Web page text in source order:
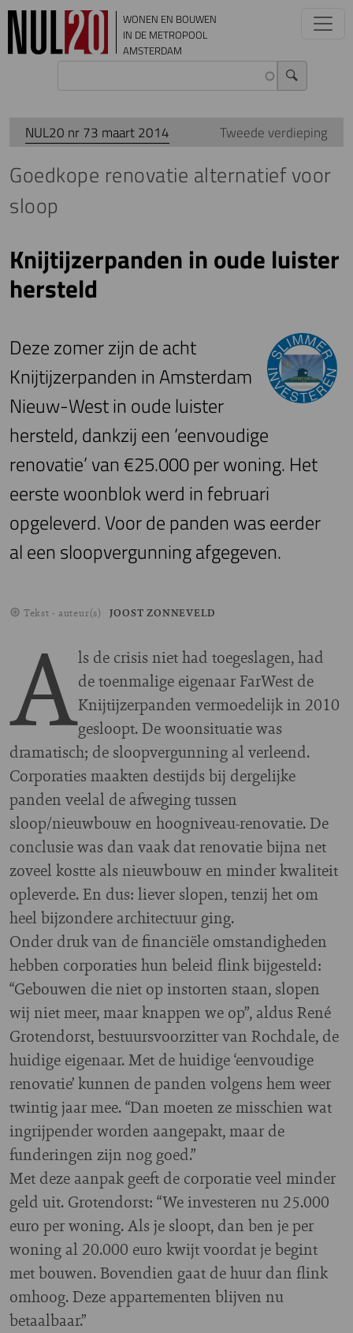
Overslaan en naar de inhoud gaan
WONEN EN BOUWEN
IN DE METROPOOL
AMSTERDAM
NUL20 nr 73 maart 2014 Tweede verdieping
Goedkope renovatie alternatief voor
sloop
Knijtijzerpanden in oude luister
hersteld
Deze zomer zijn de acht
Knijtijzerpanden in Amsterdam
Nieuw-West in oude luister
hersteld, dankzij een ‘eenvoudige
renovatie’ van €25.000 per woning. Het
eerste woonblok werd in februari
opgeleverd. Voor de panden was eerder
al een sloopvergunning afgegeven.
Tekst - auteur(s) JOOST ZONNEVELD
Als de crisis niet had toegeslagen, had
de toenmalige eigenaar FarWest de
Knijtijzerpanden vermoedelijk in 2010
gesloopt. De woonsituatie was
dramatisch; de sloopvergunning al verleend.
Corporaties maakten destijds bij dergelijke
panden veelal de afweging tussen
sloop/nieuwbouw en hoogniveau-renovatie. De
conclusie was dan vaak dat renovatie bijna net
zoveel kostte als nieuwbouw en minder kwaliteit
opleverde. En dus: liever slopen, tenzij het om
heel bijzondere architectuur ging.
Onder druk van de financiële omstandigheden
hebben corporaties hun beleid flink bijgesteld:
“Gebouwen die niet op instorten staan, slopen
wij niet meer, maar knappen we op”, aldus René
Grotendorst, bestuursvoorzitter van Rochdale, de
huidige eigenaar. Met de huidige ‘eenvoudige
renovatie’ kunnen de panden volgens hem weer
twintig jaar mee. “Dan moeten ze misschien wat
ingrijpender worden aangepakt, maar de
funderingen zijn nog goed.”
Met deze aanpak geeft de corporatie veel minder
geld uit. Grotendorst: “We investeren nu 25.000
euro per woning. Als je sloopt, dan ben je per
woning al 20.000 euro kwijt voordat je begint
met bouwen. Bovendien gaat de huur dan flink
omhoog. Deze appartementen blijven nu
betaalbaar.”